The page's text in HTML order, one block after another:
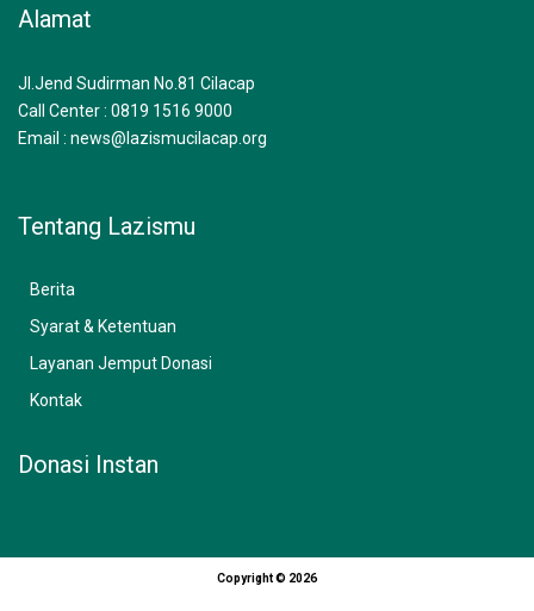
o
g
m
Alamat
Jl.Jend Sudirman No.81 Cilacap
Call Center : 0819 1516 9000
Email : news@lazismucilacap.org
Tentang Lazismu
Berita
Syarat & Ketentuan
Layanan Jemput Donasi
Kontak
Donasi Instan
Copyright © 2026